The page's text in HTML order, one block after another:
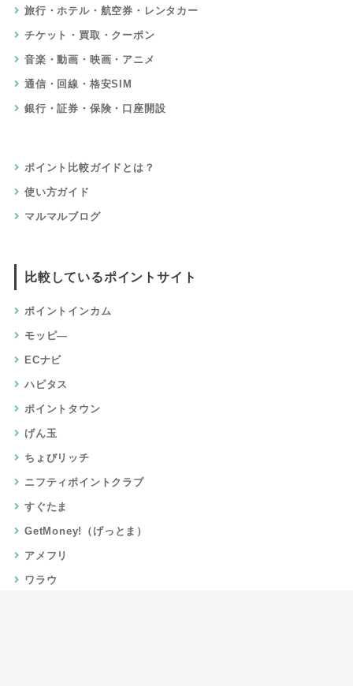
旅行・ホテル・航空券・レンタカー
チケット・買取・クーポン
音楽・動画・映画・アニメ
通信・回線・格安SIM
銀行・証券・保険・口座開設
ポイント比較ガイドとは？
使い方ガイド
マルマルブログ
比較しているポイントサイト
ポイントインカム
モッピ―
ECナビ
ハピタス
ポイントタウン
げん玉
ちょびリッチ
ニフティポイントクラブ
すぐたま
GetMoney!（げっとま）
アメフリ
ワラウ